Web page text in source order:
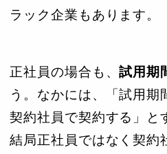
ラック企業もあります。
正社員の場合も、試用期
う。なかには、「試用期
契約社員で契約する」と
結局正社員ではなく契約